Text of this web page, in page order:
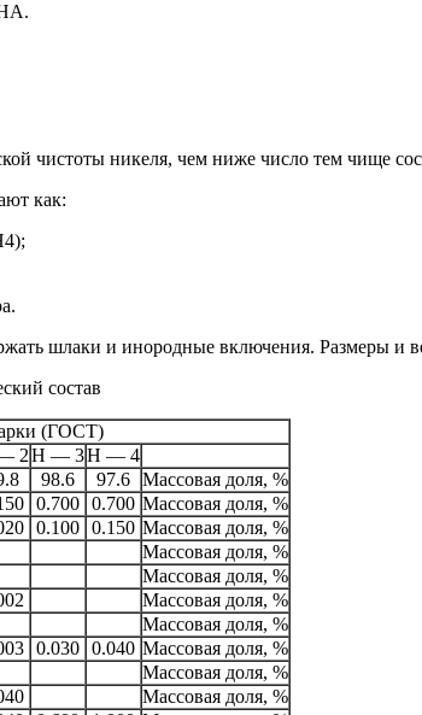
чистоты никеля, чем ниже число тем чище
как:
шлаки и инородные включения. Размеры и
состав
(ГОСТ)
2Н — 3Н — 4
98.6 97.6 Массовая доля, %
0.700 0.700 Массовая доля, %
0.100 0.150 Массовая доля, %
Массовая доля, %
Массовая доля, %
Массовая доля, %
Массовая доля, %
0.030 0.040 Массовая доля, %
Массовая доля, %
Массовая доля, %